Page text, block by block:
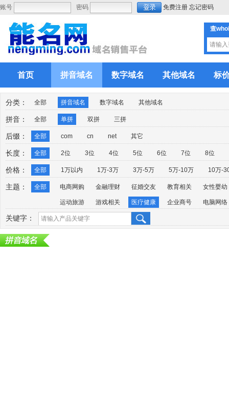
账号 密码 免费注册 忘记密码
查
首页 拼音域名 数字域名 其他域名 标
分类： 全部 拼音域名 数字域名 其他域名
拼音： 全部 单拼 双拼 三拼
后缀： 全部 com cn net 其它
长度： 全部 2位 3位 4位 5位 6位 7位 8位
价格： 全部 1万以内 1万-3万 3万-5万 5万-10万 10万-
主题： 全部 电商网购 金融理财 征婚交友 教育相关 女性婴幼
运动旅游 游戏相关 医疗健康 企业商号 电脑网络
关键字：